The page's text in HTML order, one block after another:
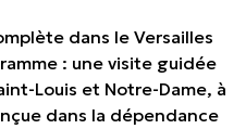
dans le Versailles
: une visite guidée
Louis et Notre-Dame, à
dans la dépendance